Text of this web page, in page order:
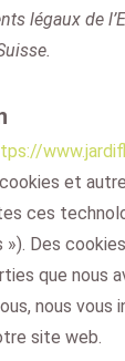
légaux de
et
ces
»). Des
que nous
nous vous
site web.